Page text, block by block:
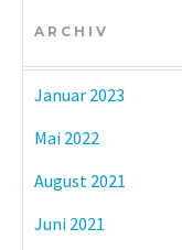
ARCHIV
Januar 2023
Mai 2022
August 2021
Juni 2021